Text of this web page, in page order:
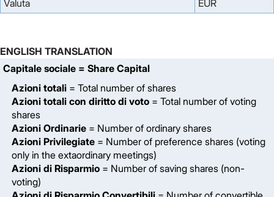
Valuta
EUR
ENGLISH TRANSLATION
Capitale sociale = Share Capital
Azioni totali = Total number of shares
Azioni totali con diritto di voto = Total number of voting
shares
Azioni Ordinarie = Number of ordinary shares
Azioni Privilegiate = Number of preference shares (voting
only in the extaordinary meetings)
Azioni di Risparmio = Number of saving shares (non-
voting)